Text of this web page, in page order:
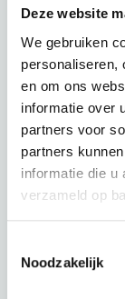
Deze website
We gebruiken
personaliseren,
en om ons
informatie over
partners voor
partners
informatie die u
verzameld op
Noodzakelijk
Offerte of
Wil je een
Stop dit
vraag een